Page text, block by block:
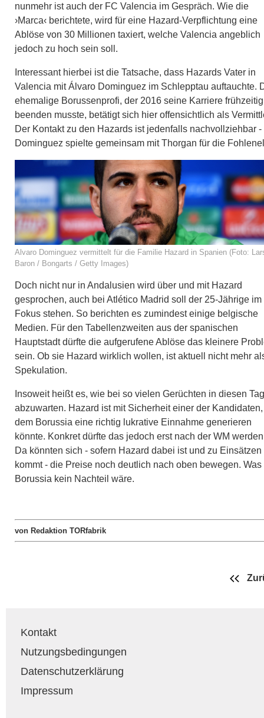
nunmehr ist auch der FC Valencia im Gespräch. Wie die
›Marca‹ berichtete, wird für eine Hazard-Verpflichtung eine
Ablöse von 30 Millionen taxiert, welche Valencia angeblich
jedoch zu hoch sein soll.
Interessant hierbei ist die Tatsache, dass Hazards Vater in
Valencia mit Álvaro Dominguez im Schlepptau auftauchte.
ehemalige Borussenprofi, der 2016 seine Karriere frühzeitig
beenden musste, betätigt sich hier offensichtlich als
Der Kontakt zu den Hazards ist jedenfalls nachvollziehbar -
Dominguez spielte gemeinsam mit Thorgan für die
Alvaro Dominguez vermittelt für die Familie Hazard in Spanien (Foto:
Baron / Bongarts / Getty Images)
Doch nicht nur in Andalusien wird über und mit Hazard
gesprochen, auch bei Atlético Madrid soll der 25-Jährige im
Fokus stehen. So berichten es zumindest einige belgische
Medien. Für den Tabellenzweiten aus der spanischen
Hauptstadt dürfte die aufgerufene Ablöse das kleinere
sein. Ob sie Hazard wirklich wollen, ist aktuell nicht mehr
Spekulation.
Insoweit heißt es, wie bei so vielen Gerüchten in diesen
abzuwarten. Hazard ist mit Sicherheit einer der
dem Borussia eine richtig lukrative Einnahme generieren
könnte. Konkret dürfte das jedoch erst nach der WM
Da könnten sich - sofern Hazard dabei ist und zu Einsätzen
kommt - die Preise noch deutlich nach oben bewegen. Was
Borussia kein Nachteil wäre.
von Redaktion TORfabrik
Kontakt
Nutzungsbedingungen
Datenschutzerklärung
Impressum